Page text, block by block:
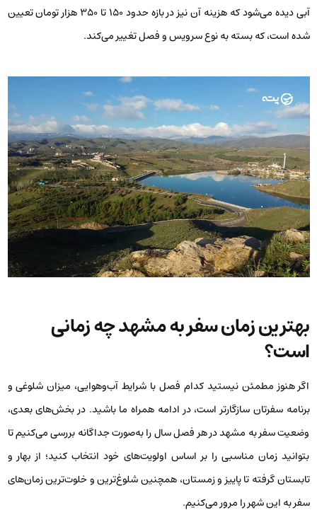
آبی دیده می‌شود که هزینه آن نیز در بازه حدود ۱۵۰ تا ۳۵۰ هزار تومان تعیین
شده است، که بسته به نوع سرویس و فصل تغییر می‌کند.
بهترین زمان سفر به مشهد چه زمانی
است؟
اگر هنوز مطمئن نیستید کدام فصل با شرایط آب‌وهوایی، میزان شلوغی و
برنامه سفرتان سازگارتر است، در ادامه همراه ما باشید. در بخش‌های بعدی،
وضعیت سفر به مشهد در هر فصل سال را به‌صورت جداگانه بررسی می‌کنیم تا
بتوانید زمان مناسبی را بر اساس اولویت‌های خود انتخاب کنید؛ از بهار و
تابستان گرفته تا پاییز و زمستان، همچنین شلوغ‌ترین و خلوت‌ترین زمان‌های
سفر به این شهر را مرور می‌کنیم.